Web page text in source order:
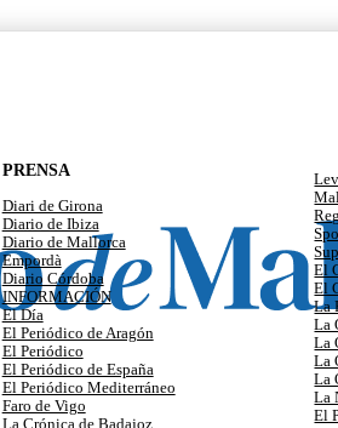
PRENSA
Diari de Girona
Diario de Ibiza
Diario de Mallorca
Empordà
Diario Córdoba
INFORMACIÓN
El Día
El Periódico de Aragón
El Periódico
El Periódico de España
El Periódico Mediterráneo
Faro de Vigo
La Crónica de Badajoz
El
El
La
La
La
La
La
La
El